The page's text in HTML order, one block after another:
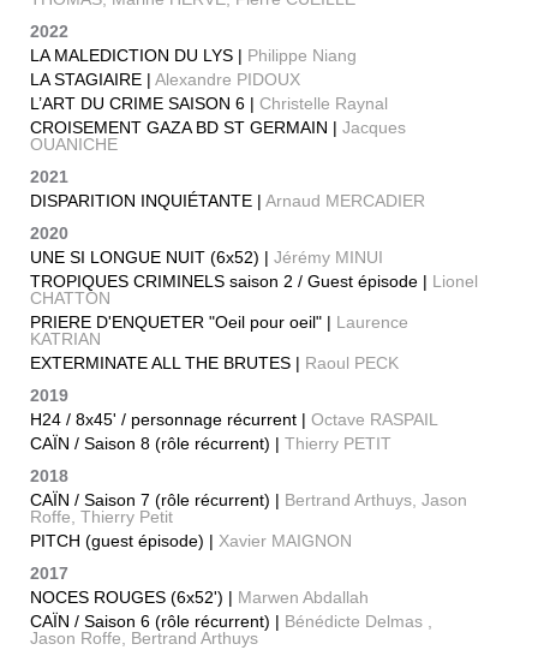
2022
LA MALEDICTION DU LYS | Philippe Niang
LA STAGIAIRE | Alexandre PIDOUX
L’ART DU CRIME SAISON 6 | Christelle Raynal
CROISEMENT GAZA BD ST GERMAIN | Jacques
OUANICHE
2021
DISPARITION INQUIÉTANTE | Arnaud MERCADIER
2020
UNE SI LONGUE NUIT (6x52) | Jérémy MINUI
TROPIQUES CRIMINELS saison 2 / Guest épisode | Lionel
CHATTON
PRIERE D'ENQUETER "Oeil pour oeil" | Laurence
KATRIAN
EXTERMINATE ALL THE BRUTES | Raoul PECK
2019
H24 / 8x45' / personnage récurrent | Octave RASPAIL
CAÏN / Saison 8 (rôle récurrent) | Thierry PETIT
2018
CAÏN / Saison 7 (rôle récurrent) | Bertrand Arthuys, Jason
Roffe, Thierry Petit
PITCH (guest épisode) | Xavier MAIGNON
2017
NOCES ROUGES (6x52') | Marwen Abdallah
CAÏN / Saison 6 (rôle récurrent) | Bénédicte Delmas ,
Jason Roffe, Bertrand Arthuys